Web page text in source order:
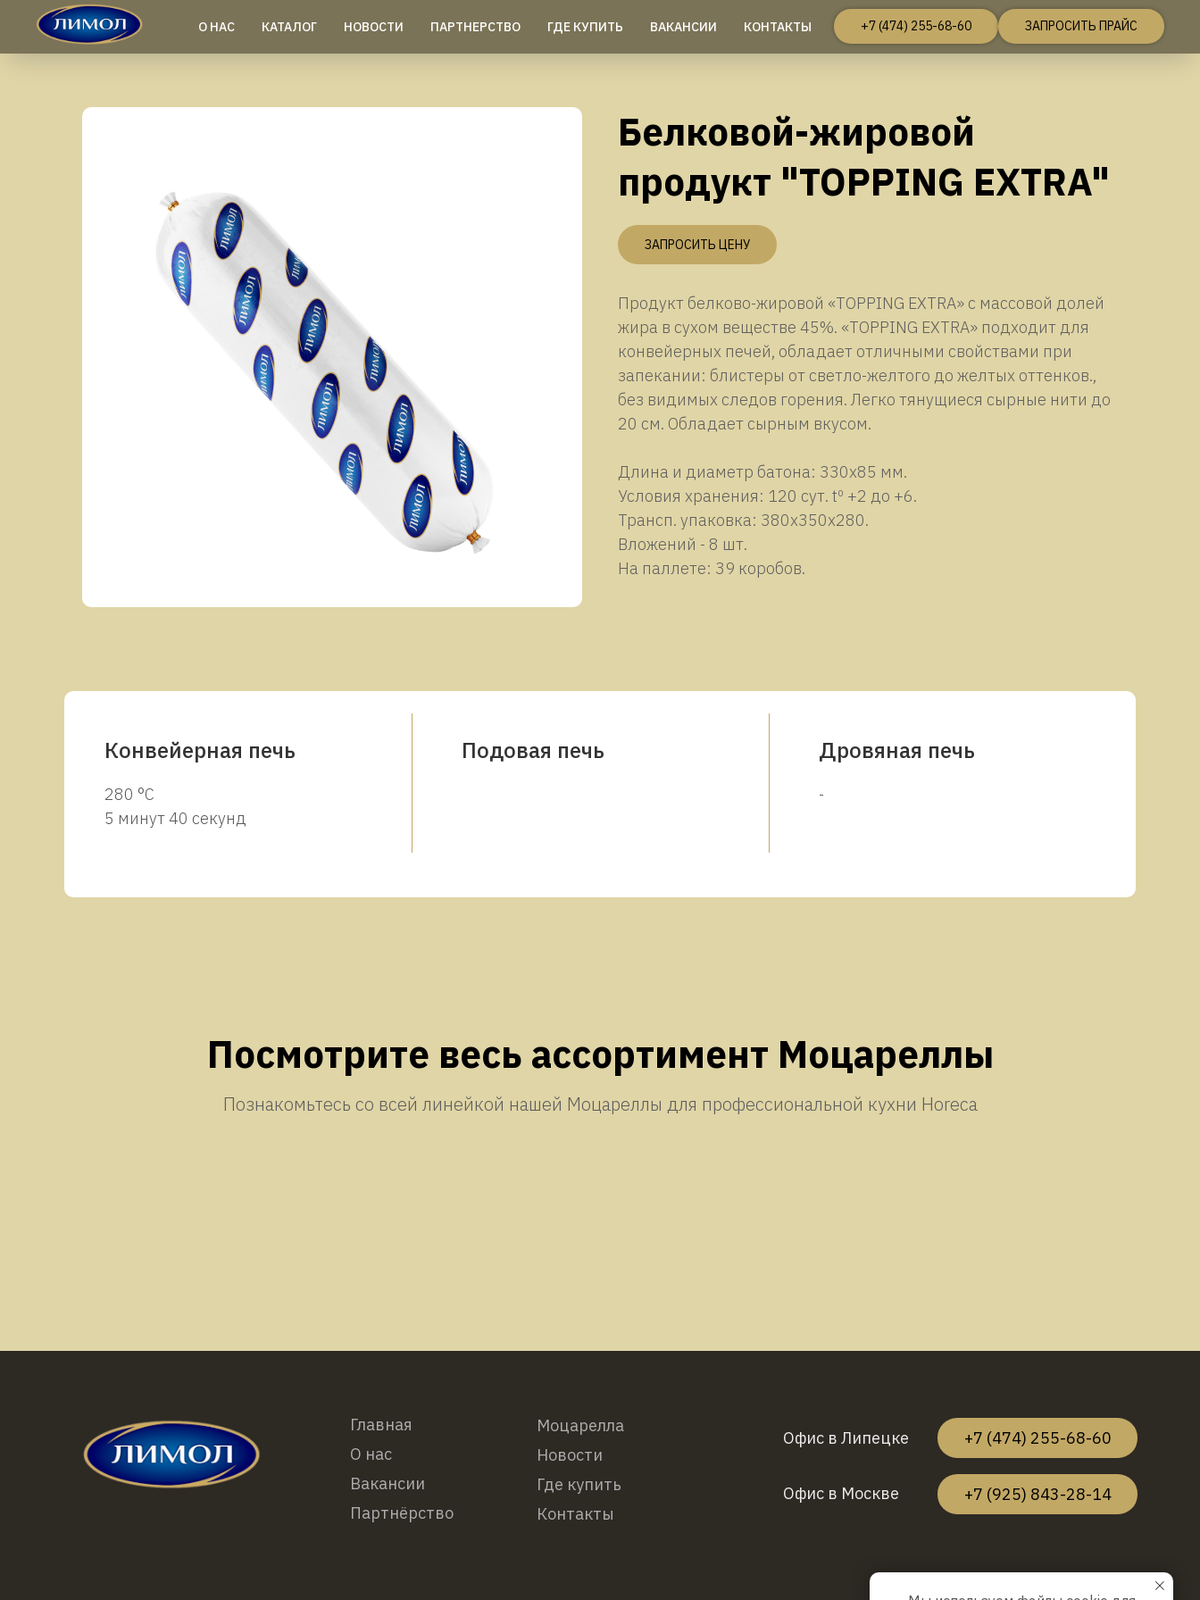
О НАС КАТАЛОГ НОВОСТИ ПАРТНЕРСТВО ГДЕ КУПИТЬ ВАКАНСИИ КОНТАКТЫ +7 (474) 255-68-60 ЗАПРОСИТЬ ПРАЙС
Белковой-жировой
продукт "TOPPING EXTRA"
ЗАПРОСИТЬ ЦЕНУ
Продукт белково-жировой «TOPPING EXTRA» с массовой долей
жира в сухом веществе 45%. «TOPPING EXTRA» подходит для
конвейерных печей, обладает отличными свойствами при
запекании: блистеры от светло-желтого до желтых оттенков.,
без видимых следов горения. Легко тянущиеся сырные нити до
20 см. Обладает сырным вкусом.
Длина и диаметр батона: 330х85 мм.
Условия хранения: 120 сут. tº +2 до +6.
Трансп. упаковка: 380х350х280.
Вложений - 8 шт.
На паллете: 39 коробов.
Конвейерная печь
280 °C
5 минут 40 секунд
Подовая печь Дровяная печь
-
Посмотрите весь ассортимент Моцареллы
Познакомьтесь со всей линейкой нашей Моцареллы для профессиональной кухни Horeca
Офис в Москве
Офис в Липецке
Партнёрство
Вакансии
О нас
Главная
+7 (474) 255-68-60
+7 (925) 843-28-14
Контакты
Где купить
Новости
Моцарелла